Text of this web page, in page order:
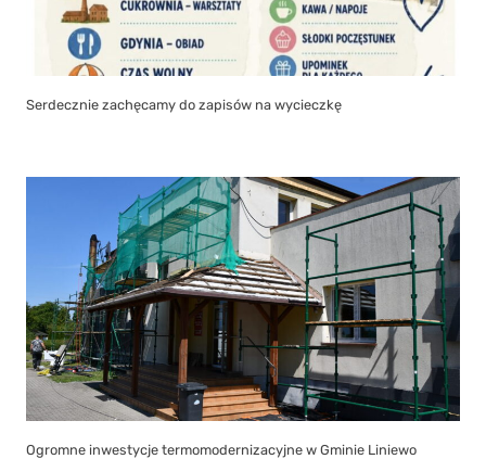
Serdecznie zachęcamy do zapisów na wycieczkę
Ogromne inwestycje termomodernizacyjne w Gminie Liniewo